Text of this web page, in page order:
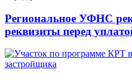
Региональное УФНС
реквизиты перед